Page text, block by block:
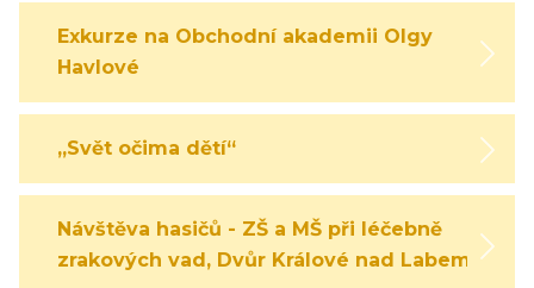
Exkurze na Obchodní akademii Olgy
Havlové
„Svět očima dětí“
Návštěva hasičů - ZŠ a MŠ při léčebně
zrakových vad, Dvůr Králové nad Labem